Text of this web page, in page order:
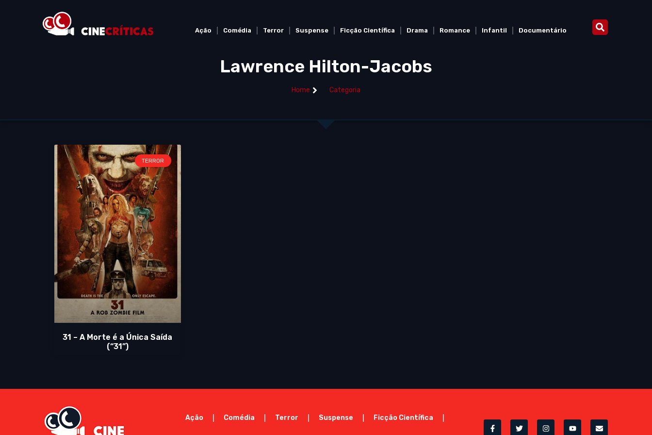
Ação Comédia Terror Suspense Ficção Científica Drama Romance Infantil Documentário
Lawrence Hilton-Jacobs
Home Categoria
TERROR
31 – A Morte é a Única Saída
(“31”)
Ação Comédia Terror Suspense Ficção Científica